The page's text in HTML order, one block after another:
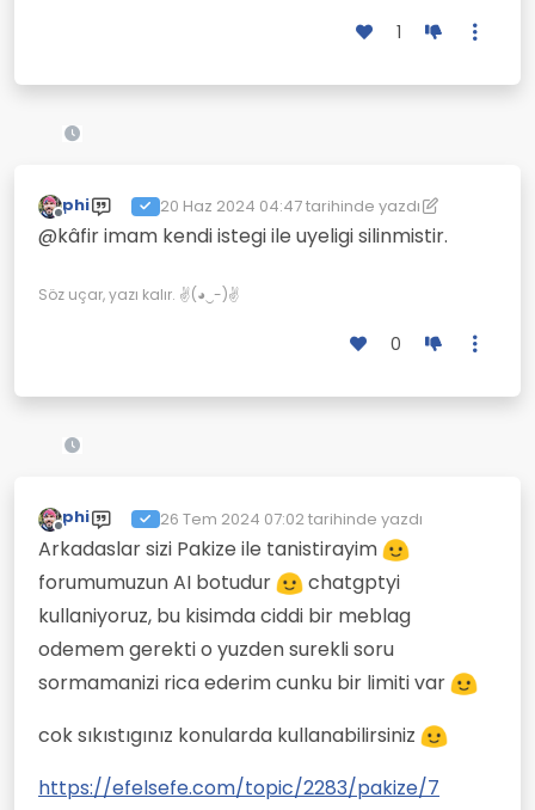
1
Çevrimdışı
phi 20 Haz 2024 04:47tarihinde yazdı
Son düzenleyen: phi
@kâfir imam kendi istegi ile uyeligi silinmistir.
Söz uçar, yazı kalır. ✌(◕‿-)✌
0
Çevrimdışı
phi 26 Tem 2024 07:02tarihinde yazdı
Son düzenleyen:
Arkadaslar sizi Pakize ile tanistirayim
forumumuzun AI botudur
chatgptyi
kullaniyoruz, bu kisimda ciddi bir meblag
odemem gerekti o yuzden surekli soru
sormamanizi rica ederim cunku bir limiti var
cok sıkıstıgınız konularda kullanabilirsiniz
https://efelsefe.com/topic/2283/pakize/7